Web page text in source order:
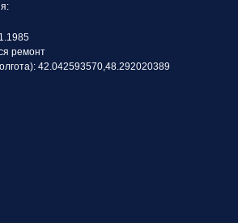
ремонт
42.042593570,48.292020389